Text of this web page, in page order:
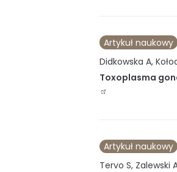
Artykuł naukowy
Didkowska A,
Toxoplasma
Artykuł naukowy
Tervo S, Zalewski